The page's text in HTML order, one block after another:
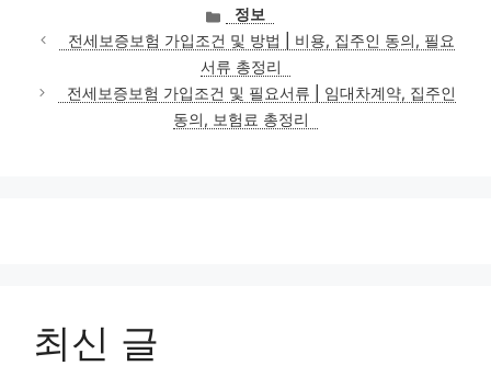
카
테
고
리
정보
전세보증보험 가입조건 및 방법 | 비용, 집주인 동의, 필요
서류 총정리
전세보증보험 가입조건 및 필요서류 | 임대차계약, 집주인
동의, 보험료 총정리
최신 글